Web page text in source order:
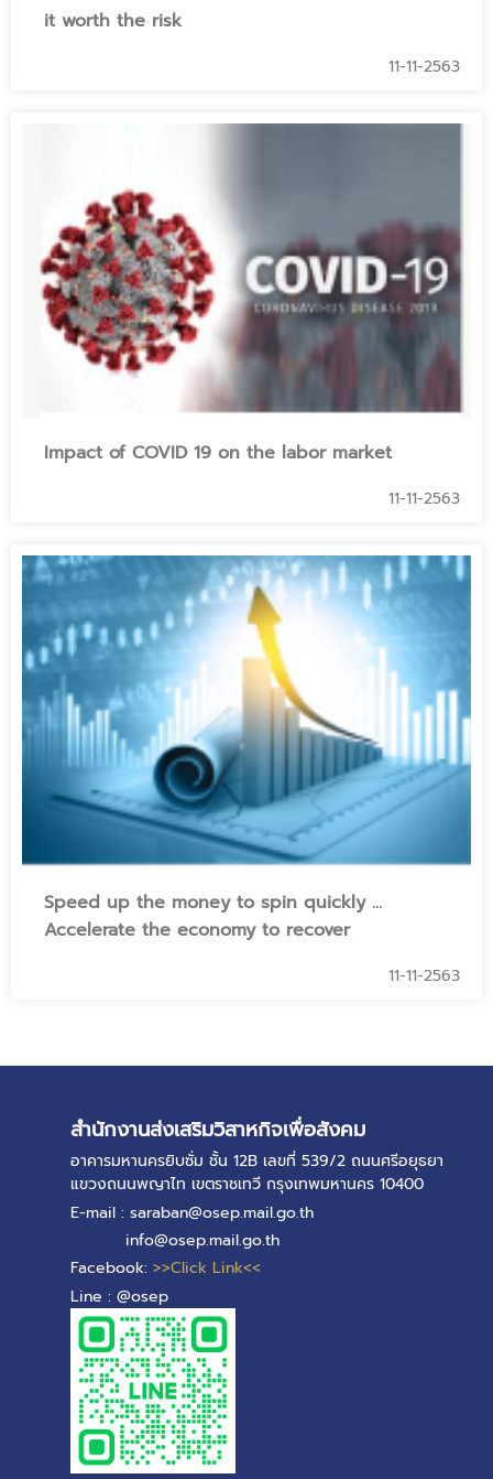
it worth the risk
11-11-2563
Impact of COVID 19 on the labor market
11-11-2563
Speed up the money to spin quickly ...
Accelerate the economy to recover
11-11-2563
สำนักงานส่งเสริมวิสาหกิจเพื่อสังคม
อาคารมหานครยิบซั่ม ชั้น 12B เลขที่ 539/2 ถนนศรีอยุธยา
แขวงถนนพญาไท เขตราชเทวี กรุงเทพมหานคร 10400
E-mail : saraban@osep.mail.go.th
info@osep.mail.go.th
Facebook: >>Click Link<<
Line : @osep